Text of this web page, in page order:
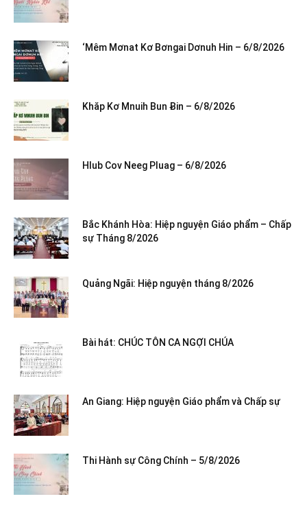
‘Mêm Mơnat Kơ Bơngai Dơnuh Hin – 6/8/2026
Khăp Kơ Mnuih Bun Ƀin – 6/8/2026
Hlub Cov Neeg Pluag – 6/8/2026
Bắc Khánh Hòa: Hiệp nguyện Giáo phẩm – Chấp
sự Tháng 8/2026
Quảng Ngãi: Hiệp nguyện tháng 8/2026
Bài hát: CHÚC TÔN CA NGỢI CHÚA
An Giang: Hiệp nguyện Giáo phẩm và Chấp sự
Thi Hành sự Công Chính – 5/8/2026